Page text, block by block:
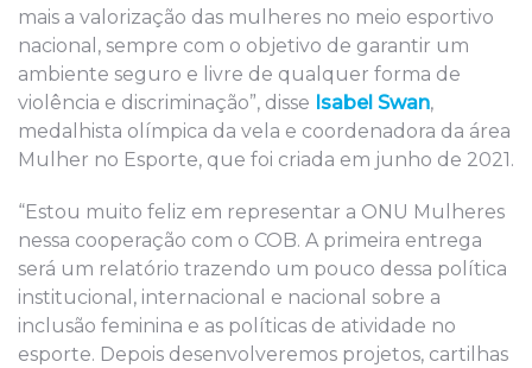
mais a valorização das mulheres no meio esportivo
nacional, sempre com o objetivo de garantir um
ambiente seguro e livre de qualquer forma de
violência e discriminação”, disse Isabel Swan,
medalhista olímpica da vela e coordenadora da área
Mulher no Esporte, que foi criada em junho de 2021.
“Estou muito feliz em representar a ONU Mulheres
nessa cooperação com o COB. A primeira entrega
será um relatório trazendo um pouco dessa política
institucional, internacional e nacional sobre a
inclusão feminina e as políticas de atividade no
esporte. Depois desenvolveremos projetos, cartilhas